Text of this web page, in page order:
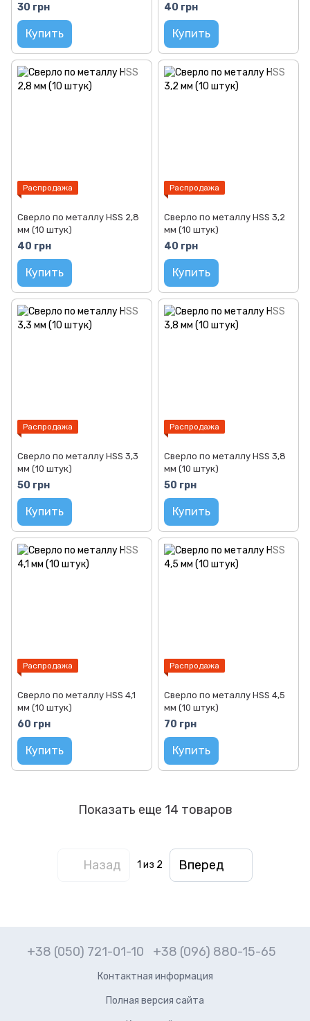
30 грн
Купить
40 грн
Купить
Распродажа
Сверло по металлу HSS 2,8
мм (10 штук)
40 грн
Купить
Распродажа
Сверло по металлу HSS 3,2
мм (10 штук)
40 грн
Купить
Распродажа
Сверло по металлу HSS 3,3
мм (10 штук)
50 грн
Купить
Распродажа
Сверло по металлу HSS 3,8
мм (10 штук)
50 грн
Купить
Распродажа
Сверло по металлу HSS 4,1
мм (10 штук)
60 грн
Купить
Распродажа
Сверло по металлу HSS 4,5
мм (10 штук)
70 грн
Купить
Показать еще 14 товаров
Назад 1 из 2 Вперед
+38 (050) 721-01-10 +38 (096) 880-15-65
Контактная информация
Полная версия сайта